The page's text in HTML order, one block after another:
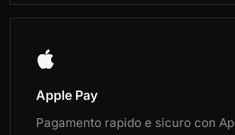
Apple Pay
Pagamento rapido e sicuro con